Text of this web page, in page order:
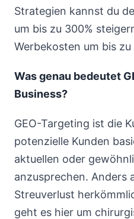
Strategien kannst du
um bis zu 300%
Werbekosten um bis
Was genau bedeutet
Business?
GEO-Targeting ist die
potenzielle Kunden
aktuellen oder
anzusprechen. Anders
Streuverlust
geht es hier um